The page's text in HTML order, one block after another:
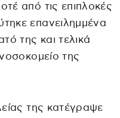
από τις επιπλοκές
επανειλημμένα
της και τελικά
της
της κατέγραψε